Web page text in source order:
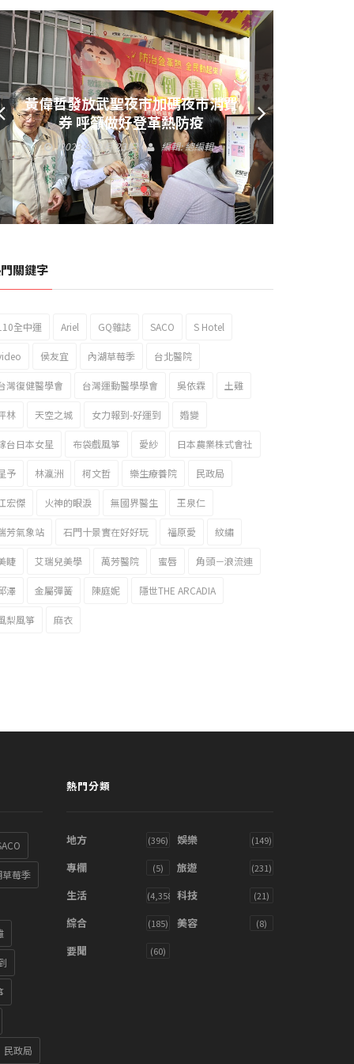
2023新北市北海岸國際風箏節「風
在石起」霸氣回歸
2023 年 10 月 7 日 編輯:總編輯
黃偉哲發放武聖夜市加碼夜市消費
券 呼籲做好登革熱防疫
2023 年 9 月 23 日 編輯:總編輯
關鍵字
全中運 Ariel GQ雜誌 SACO S Hotel
侯友宜 內湖草莓季 台北醫院
灣復健醫學會 台灣運動醫學學會 吳依霖 土雞
林 天空之城 女力報到-好運到 婚變
台日本女星 布袋戲風箏 愛紗 日本農業株式會社
予 林瀛洲 柯文哲 樂生療養院 民政局
宏傑 火神的眼淚 無國界醫生 王泉仁
芳氣象站 石門十景實在好好玩 福原愛 紋繡
睫 艾瑞兒美學 萬芳醫院 蜜唇 角頭－浪流連
澤 金屬彈簧 陳庭妮 隱世THE ARCADIA
梨風箏 麻衣
草莓季
民政局
熱門分類
地方 (396) 娛樂 (149)
專欄 (5) 旅遊 (231)
生活 (4,358) 科技 (21)
綜合 (185) 美容 (8)
要聞 (60)